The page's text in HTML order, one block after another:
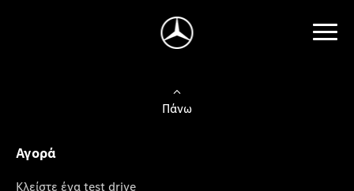
Πάνω
Αγορά
Κλείστε ένα test drive